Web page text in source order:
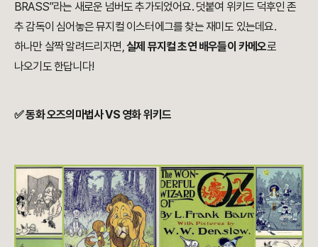
BRASS”라는 새로운 넘버도 추가되었어요. 덧붙여 위키드 덕후인 존
추 감독이 심어놓은 뮤지컬 이스터에그를 찾는 재미도 있는데요.
하나만 살짝 알려드리자면, 실제 뮤지컬 초연 배우들이 카메오로
나오기도 한답니다!
✅ 동화 오즈의마법사 VS 영화 위키드